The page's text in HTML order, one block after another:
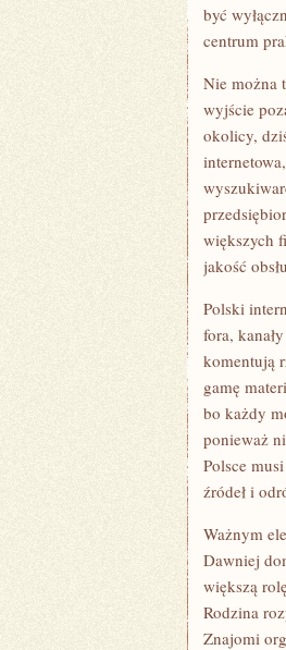
być
centrum
Nie można
wyjście
okolicy,
większych
jakość
Polski
fora,
komentują
gamę
bo każdy
ponieważ
Polsce
źródeł i
Ważnym
Dawniej
większą
Rodzina
Znajomi